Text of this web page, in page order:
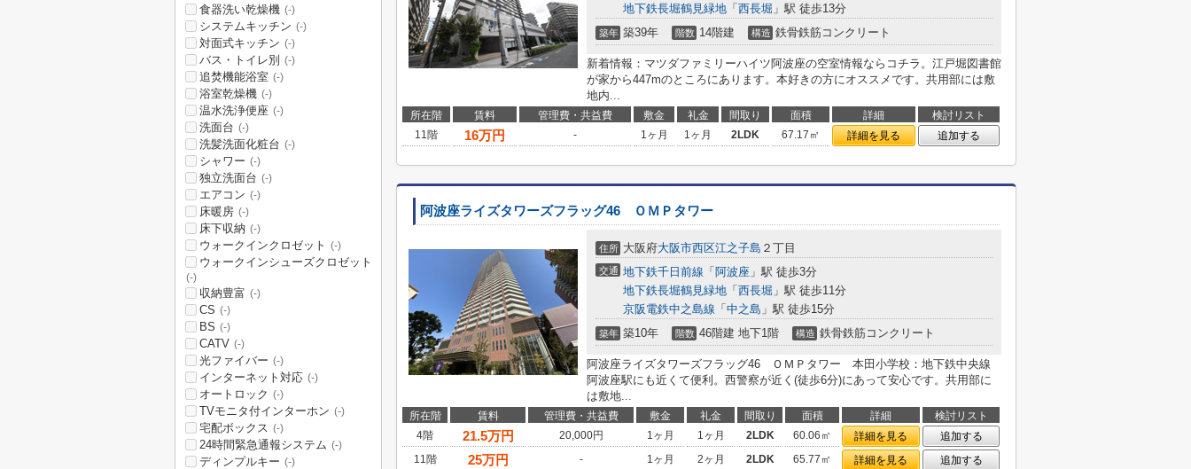
地下鉄長堀鶴見緑地 「 西長堀 」駅 徒歩13分
築年 築39年 階数 14階建 構造 鉄骨鉄筋コンクリート
新着情報：マツダファミリーハイツ阿波座の空室情報ならコチラ。江戸堀図書館
が家から447mのところにあります。本好きの方にオススメです。共用部には敷
地内...
所在階 賃料 管理費・共益費 敷金 礼金 間取り 面積 詳細
検討リスト
11階
16万円 - 1ヶ月 1ヶ月 2LDK 67.17㎡ 詳細を見る 追加する
阿波座ライズタワーズフラッグ46 ＯＭＰタワー
住所 大阪府大阪市西区江之子島 ２丁目
交通 地下鉄千日前線 「 阿波座 」駅 徒歩3分
地下鉄長堀鶴見緑地 「 西長堀 」駅 徒歩11分
京阪電鉄中之島線 「 中之島 」駅 徒歩15分
築年 築10年 階数 46階建 地下1階 構造 鉄骨鉄筋コンクリート
阿波座ライズタワーズフラッグ46 ＯＭＰタワー 本田小学校：地下鉄中央線
阿波座駅にも近くて便利。西警察が近く(徒歩6分)にあって安心です。共用部に
は敷地...
所在階 賃料 管理費・共益費 敷金 礼金 間取り 面積 詳細
検討リスト
4階
21.5万円 20,000円 1ヶ月 1ヶ月 2LDK 60.06㎡ 詳細を見る
追加する
11階
25万円 - 1ヶ月 2ヶ月 2LDK 65.77㎡ 詳細を見る
追加する
食器洗い乾燥機 (-)
システムキッチン (-)
対面式キッチン (-)
バス・トイレ別 (-)
追焚機能浴室 (-)
浴室乾燥機 (-)
温水洗浄便座 (-)
洗面台 (-)
洗髪洗面化粧台 (-)
シャワー (-)
独立洗面台 (-)
エアコン (-)
床暖房 (-)
床下収納 (-)
ウォークインクロゼット (-)
ウォークインシューズクロゼット
(-)
収納豊富 (-)
CS (-)
BS (-)
CATV (-)
光ファイバー (-)
インターネット対応 (-)
オートロック (-)
TVモニタ付インターホン (-)
宅配ボックス (-)
24時間緊急通報システム (-)
ディンプルキー (-)